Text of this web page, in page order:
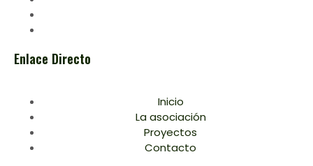
Enlace Directo
Inicio
La asociación
Proyectos
Contacto